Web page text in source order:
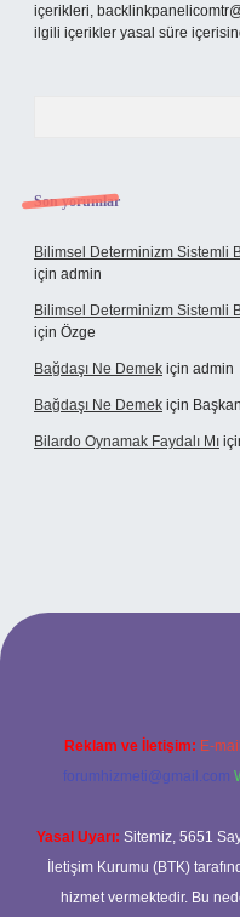
içerikleri,
ilgili içerikler yasal süre
Son yorumlar
Bilimsel Determinizm Sistemli
için admin
Bilimsel Determinizm Sistemli
için Özge
Bağdaşı Ne Demek için admin
Bağdaşı Ne Demek için Başkan
Bilardo Oynamak Faydalı Mı
Reklam ve İletişim: E-
forumhizmeti@gmail.com
Yasal Uyarı: Sitemiz, 5651
İletişim Kurumu (BTK)
hizmet vermektedir. Bu